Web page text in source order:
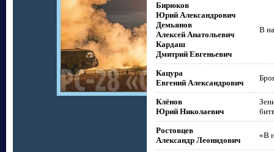
Бирюков
Юрий Александрович
Демьянов
Алексей Анатольевич
Кардаш
Дмитрий Евгеньевич
В
Кацура
Евгений Александрович
Клёнов
Юрий Николаевич
Ростовцев
Александр Леонидович
«В